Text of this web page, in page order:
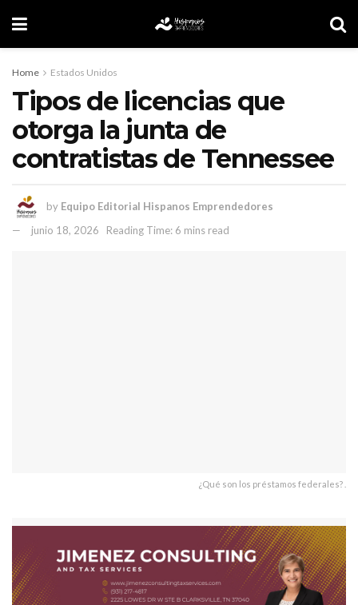
Home Estados Unidos
Tipos de licencias que
otorga la junta de
contratistas de Tennessee
by Equipo Editorial Hispanos Emprendedores
junio 18, 2026
Reading Time: 6 mins read
¿Qué son los préstamos federales? .